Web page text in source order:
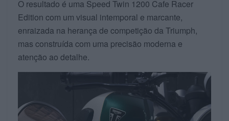
O resultado é uma Speed Twin 1200 Cafe Racer
Edition com um visual intemporal e marcante,
enraizada na herança de competição da Triumph,
mas construída com uma precisão moderna e
atenção ao detalhe.